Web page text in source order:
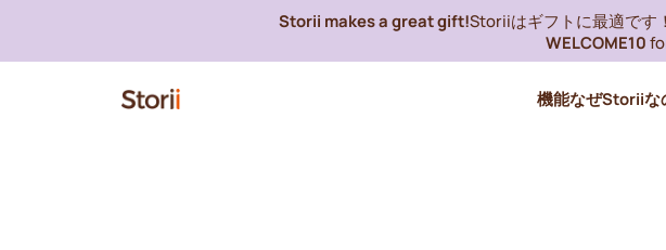
Storii makes a great gift!Storiiはギフトに最適です
WELCOME10
機能なぜStoriiな